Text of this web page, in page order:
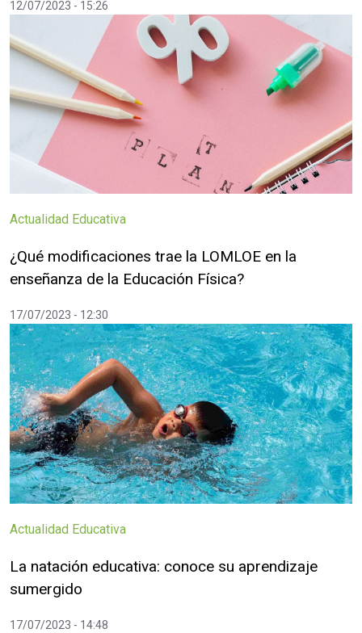
12/07/2023 - 15:26
Actualidad Educativa
¿Qué modificaciones trae la LOMLOE en la
enseñanza de la Educación Física?
17/07/2023 - 12:30
Actualidad Educativa
La natación educativa: conoce su aprendizaje
sumergido
17/07/2023 - 14:48